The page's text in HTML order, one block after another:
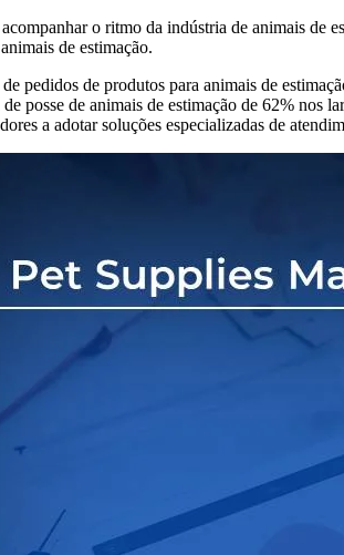
o ritmo da indústria de animais de
de estimação.
pedidos de produtos para animais de
posse de animais de estimação de 62% nos
a adotar soluções especializadas de